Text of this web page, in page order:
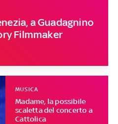
a Guadagnino
Filmmaker
Madame, la possibile
scaletta del concerto a
Cattolica
MUSICA